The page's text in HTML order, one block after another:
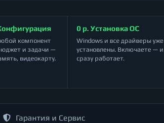
компонент
и задачи —
видеокарту.
0 р. Установка ОС
Windows и все драйверы уже
установлены. Включаете — и
сразу работает.
Гарантия и Сервис